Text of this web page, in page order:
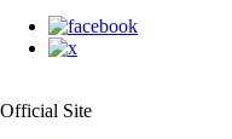
Official Site